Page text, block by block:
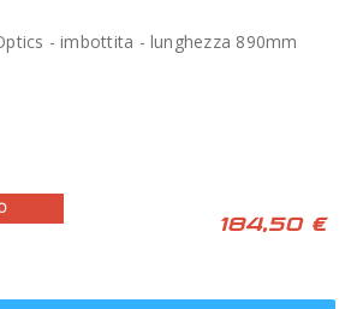
- imbottita - lunghezza 890mm
184,50 €